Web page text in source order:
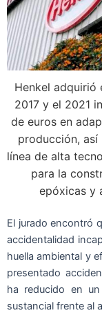
Henkel adquirió
2017 y el 2021
de euros en
producción, así
línea de alta
para la
epóxicas y
El jurado encontró
accidentalidad
huella ambiental y
presentado
ha reducido en
sustancial frente al